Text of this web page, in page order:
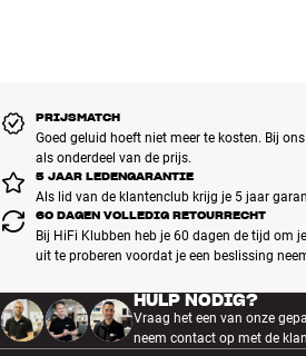
PRIJSMATCH
Goed geluid hoeft niet meer te kosten. Bij
als onderdeel van de prijs.
5 JAAR LEDENGARANTIE
Als lid van de klantenclub krijg je 5 jaar
60 DAGEN VOLLEDIG RETOURRECHT
Bij HiFi Klubben heb je 60 dagen de tijd om
uit te proberen voordat je een beslissing
HULP NODIG?
Vraag het een van onze
neem contact op met de